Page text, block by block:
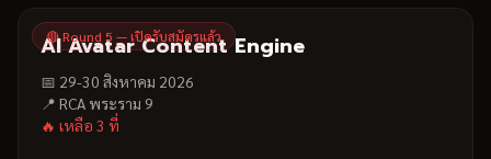
🔴 Round 5 — เปิดรับสมัครแล้ว
AI Avatar Content Engine
📅 29-30 สิงหาคม 2026
📍 RCA พระราม 9
🔥 เหลือ 3 ที่